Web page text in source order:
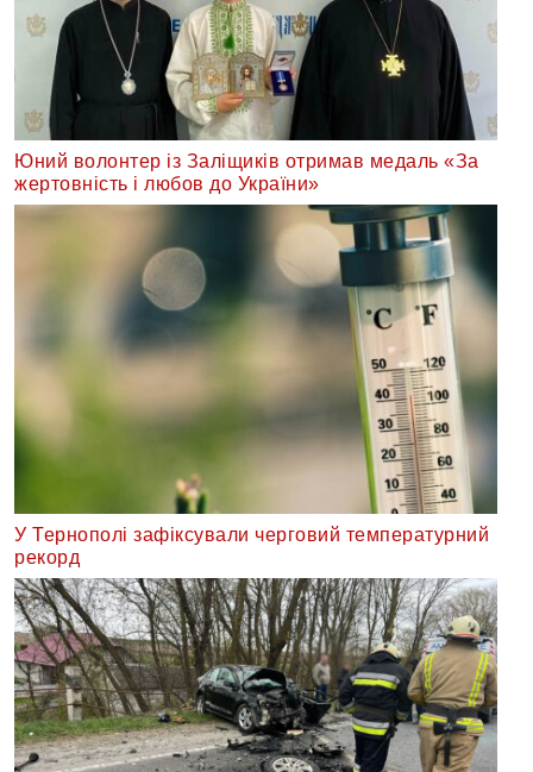
Юний волонтер із Заліщиків отримав медаль «За
жертовність і любов до України»
У Тернополі зафіксували черговий температурний
рекорд